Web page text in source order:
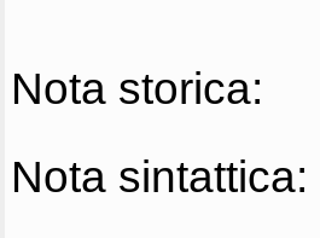
Nota storica:
Nota sintattica: